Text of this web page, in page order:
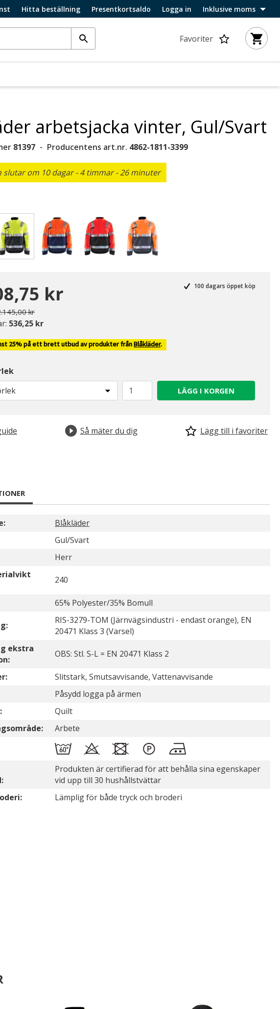
Hitta beställning Presentkortsaldo Logga in Inklusive moms
Favoriter
arbetsjacka vinter, Gul/Svart
81397 Producentens art.nr. 4862-1811-3399
slutar om 10 dagar - 4 timmar - 26 minuter
kr
nedsatt från
krtill
536,25 kr
100 dagars öppet köp
25% på ett brett utbud av produkter frånBlåkläder.
LÄGG I KORGEN
Så mäter du dig Lägg till i favoriter
Blåkläder
Gul/Svart
Herr
240
65% Polyester/35% Bomull
RIS-3279-TOM (Järnvägsindustri - endast orange), EN
20471 Klass 3 (Varsel)
ekstra
OBS: Stl. S-L = EN 20471 Klass 2
Slitstark, Smutsavvisande, Vattenavvisande
Påsydd logga på ärmen
Quilt
Arbete
Produkten är certifierad för att behålla sina egenskaper
vid upp till 30 hushållstvättar
Lämplig för både tryck och broderi